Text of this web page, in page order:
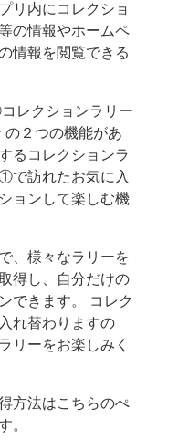
リ内にコレクショ
の情報やホームペ
情報を閲覧できる
レクションラリー
２つの機能があ
るコレクションラ
で訪れたお気に入
ョンして楽しむ機
、様々なラリーを
得し、自分だけの
できます。
コレク
れ替わりますの
リーをお楽しみく
方法はこちらのぺ
。